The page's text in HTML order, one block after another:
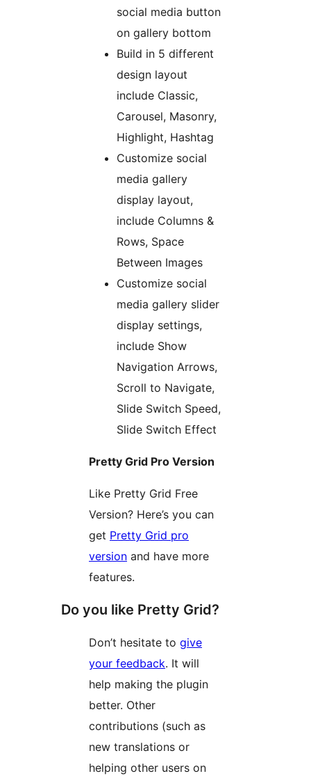
social media button
on gallery bottom
Build in 5 different
design layout
include Classic,
Carousel, Masonry,
Highlight, Hashtag
Customize social
media gallery
display layout,
include Columns &
Rows, Space
Between Images
Customize social
media gallery slider
display settings,
include Show
Navigation Arrows,
Scroll to Navigate,
Slide Switch Speed,
Slide Switch Effect
Pretty Grid Pro Version
Like Pretty Grid Free
Version? Here’s you can
get Pretty Grid pro
version and have more
features.
Do you like Pretty Grid?
Don’t hesitate to give
your feedback. It will
help making the plugin
better. Other
contributions (such as
new translations or
helping other users on